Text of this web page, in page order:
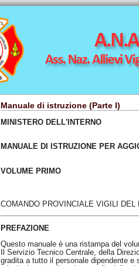
Manuale di istruzione (Parte I)
MINISTERO DELL'INTERNO
MANUALE DI ISTRUZIONE PER
VOLUME PRIMO
COMANDO PROVINCIALE VIGILI DEL
PREFAZIONE
Questo manuale è una ristampa del
Il Servizio Tecnico Centrale, della
gradita a tutto il personale dipendente